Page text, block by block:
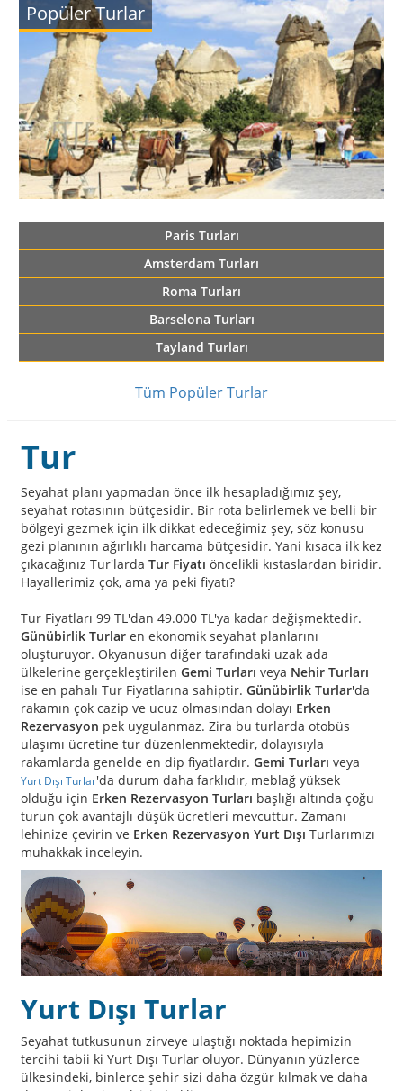
Popüler Turlar
Paris Turları
Amsterdam Turları
Roma Turları
Barselona Turları
Tayland Turları
Tüm Popüler Turlar
Tur
Seyahat planı yapmadan önce ilk hesapladığımız şey,
seyahat rotasının bütçesidir. Bir rota belirlemek ve belli bir
bölgeyi gezmek için ilk dikkat edeceğimiz şey, söz konusu
gezi planının ağırlıklı harcama bütçesidir. Yani kısaca ilk kez
çıkacağınız Tur'larda Tur Fiyatı öncelikli kıstaslardan biridir.
Hayallerimiz çok, ama ya peki fiyatı?
Tur Fiyatları 99 TL'dan 49.000 TL'ya kadar değişmektedir.
Günübirlik Turlar en ekonomik seyahat planlarını
oluşturuyor. Okyanusun diğer tarafındaki uzak ada
ülkelerine gerçekleştirilen Gemi Turları veya Nehir Turları
ise en pahalı Tur Fiyatlarına sahiptir. Günübirlik Turlar'da
rakamın çok cazip ve ucuz olmasından dolayı Erken
Rezervasyon pek uygulanmaz. Zira bu turlarda otobüs
ulaşımı ücretine tur düzenlenmektedir, dolayısıyla
rakamlarda genelde en dip fiyatlardır. Gemi Turları veya
Yurt Dışı Turlar'da durum daha farklıdır, meblağ yüksek
olduğu için Erken Rezervasyon Turları başlığı altında çoğu
turun çok avantajlı düşük ücretleri mevcuttur. Zamanı
lehinize çevirin ve Erken Rezervasyon Yurt Dışı Turlarımızı
muhakkak inceleyin.
Yurt Dışı Turlar
Seyahat tutkusunun zirveye ulaştığı noktada hepimizin
tercihi tabii ki Yurt Dışı Turlar oluyor. Dünyanın yüzlerce
ülkesindeki, binlerce şehir sizi daha özgür kılmak ve daha